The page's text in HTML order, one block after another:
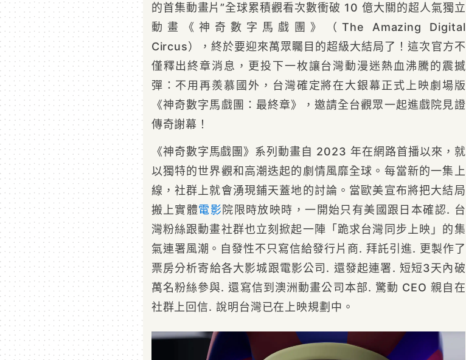
的首集動畫片”全球累積觀看次數衝破 10 億大關的超人氣獨立
動畫《神奇數字馬戲團》（The Amazing Digital
Circus），終於要迎來萬眾矚目的超級大結局了！這次官方不
僅釋出終章消息，更投下一枚讓台灣動漫迷熱血沸騰的震撼
彈：不用再羨慕國外，台灣確定將在大銀幕正式上映劇場版
《神奇數字馬戲團：最終章》，邀請全台觀眾一起進戲院見證
傳奇謝幕！
《神奇數字馬戲團》系列動畫自 2023 年在網路首播以來，就
以獨特的世界觀和高潮迭起的劇情風靡全球。每當新的一集上
線，社群上就會湧現鋪天蓋地的討論。當歐美宣布將把大結局
搬上實體電影 院限時放映時，一開始只有美國跟日本確認. 台
灣粉絲跟動畫社群也立刻掀起一陣「跪求台灣同步上映」的集
氣連署風潮。自發性不只寫信給發行片商. 拜託引進. 更製作了
票房分析寄給各大影城跟電影公司. 還發起連署. 短短3天內破
萬名粉絲參與. 還寫信到澳洲動畫公司本部. 驚動 CEO 親自在
社群上回信. 說明台灣已在上映規劃中。